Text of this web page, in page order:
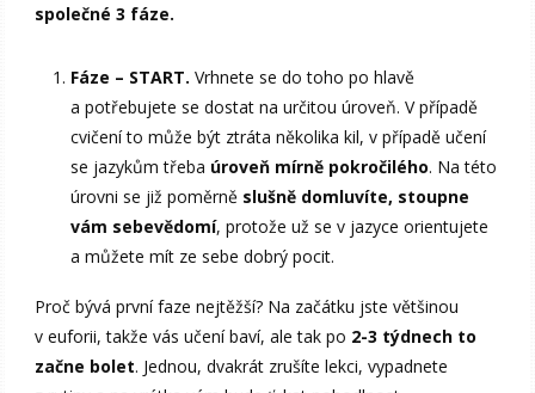
společné 3 fáze.
Fáze – START. Vrhnete se do toho po hlavě
a potřebujete se dostat na určitou úroveň. V případě
cvičení to může být ztráta několika kil, v případě učení
se jazykům třeba úroveň mírně pokročilého. Na této
úrovni se již poměrně slušně domluvíte, stoupne
vám sebevědomí, protože už se v jazyce orientujete
a můžete mít ze sebe dobrý pocit.
Proč bývá první faze nejtěžší? Na začátku jste většinou
v euforii, takže vás učení baví, ale tak po 2-3 týdnech to
začne bolet. Jednou, dvakrát zrušíte lekci, vypadnete